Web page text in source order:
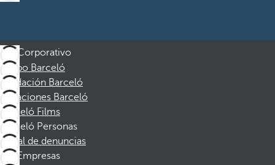
Corporativo
Grupo Barceló
Fundación Barceló
Vacaciones Barceló
Barceló Films
Barceló Personas
Canal de denuncias
Empresas